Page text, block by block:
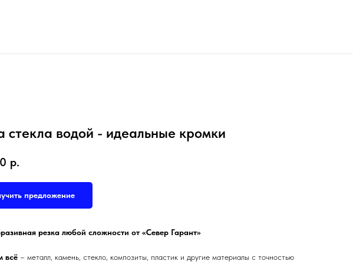
стекла водой - идеальные кромки
р.
предложение
резка любой сложности от «Север Гарант»
всё – металл, камень, стекло, композиты, пластик и другие материалы с точностью